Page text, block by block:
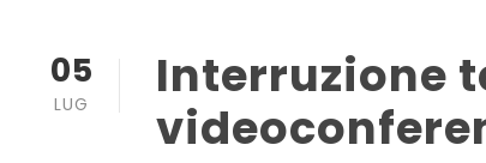
05
LUG
Interruzione